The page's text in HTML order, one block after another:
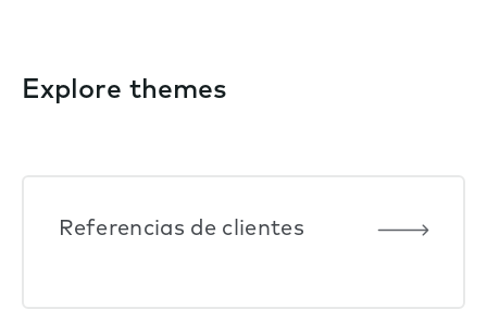
Explore themes
Referencias de clientes